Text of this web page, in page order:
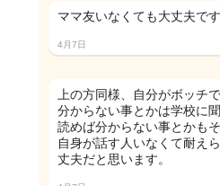
ママ友いなくても大丈夫です
4月7日
上の方同様、自分がボッチ
分からない事とかは学校に
読めば分からない事とかも
自身が話す人いなくて耐え
丈夫だと思います。